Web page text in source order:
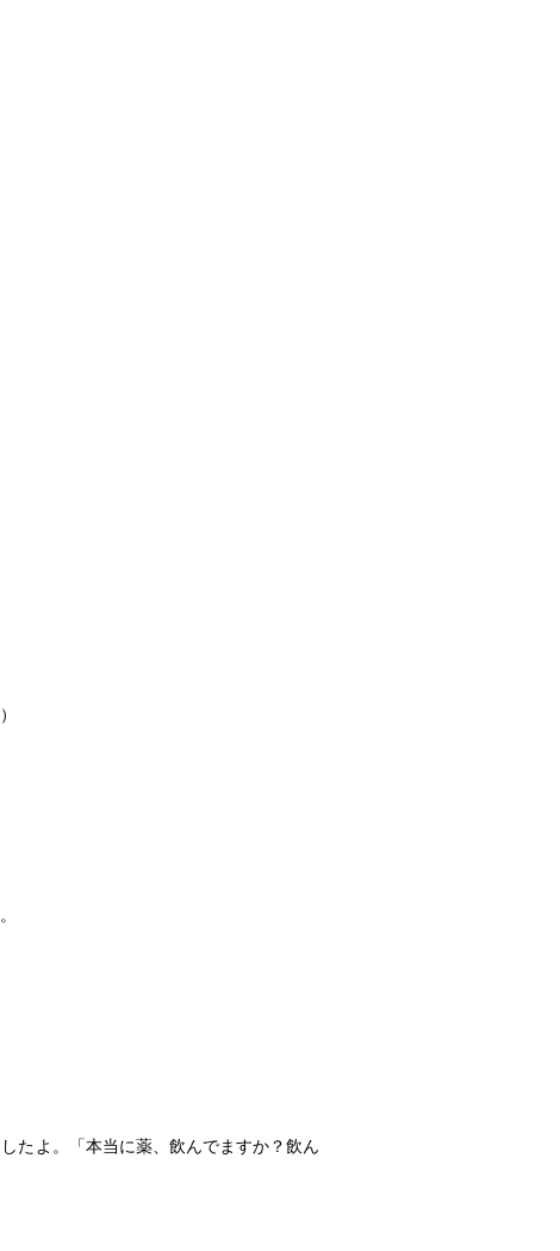
たよ。「本当に薬、飲んでますか？飲ん